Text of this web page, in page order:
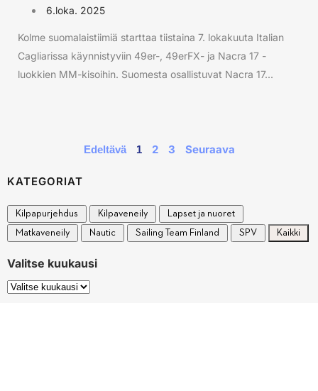
6.loka. 2025
Kolme suomalaistiimiä starttaa tiistaina 7. lokakuuta Italian
Cagliarissa käynnistyviin 49er-, 49erFX- ja Nacra 17 -
luokkien MM-kisoihin. Suomesta osallistuvat Nacra 17...
Edeltävä 1 2 3 Seuraava
KATEGORIAT
Kilpapurjehdus Kilpaveneily
Lapset ja nuoret
Matkaveneily
Nautic Sailing Team Finland SPV Kaikki
Valitse kuukausi